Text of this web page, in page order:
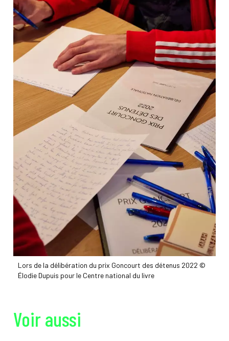
Lors de la délibération du prix Goncourt des détenus 2022 ©
Élodie Dupuis pour le Centre national du livre
Voir aussi